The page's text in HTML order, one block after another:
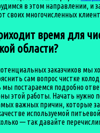
в этом направлении, и
своих многочисленных
время для
области?
заказчиков мы
сам вопрос чистке
мы постараемся подробно
этой работы. Начать нужно
важных причин, которые
используемой
— так давайте